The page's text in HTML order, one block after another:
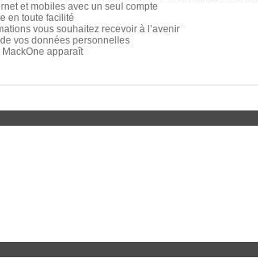
et mobiles avec un seul compte
en toute facilité
vous souhaitez recevoir à l’avenir
vos données personnelles
apparaît